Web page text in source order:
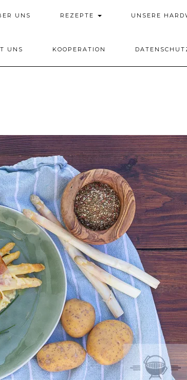
UNS REZEPTE UNSERE
UNS KOOPERATION